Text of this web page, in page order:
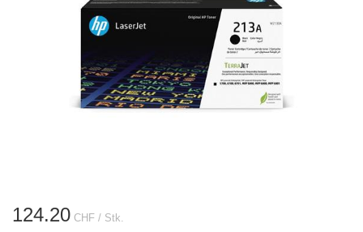
124.20 CHF / Stk.